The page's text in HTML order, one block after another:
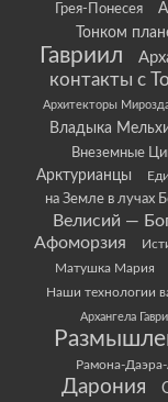
Грея-Понесея
Тонком
Гавриил
контакты с
Архитекторы
Владыка
Внеземные
Арктурианцы
на Земле в лучах
Велисий —
Афоморзия
Матушка Мария
Наши технологии
Архангела
Рамона-
Дарония